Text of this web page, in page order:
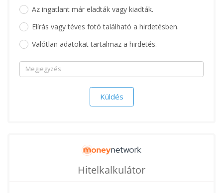
Az ingatlant már eladták vagy kiadták.
Elírás vagy téves fotó található a hirdetésben.
Valótlan adatokat tartalmaz a hirdetés.